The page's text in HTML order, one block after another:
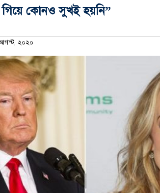
গিয়ে কোনও সুখই হয়নি”
২০২০